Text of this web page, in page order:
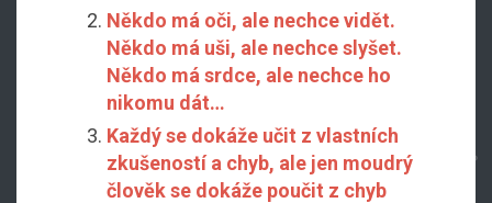
Někdo má oči, ale nechce vidět.
Někdo má uši, ale nechce slyšet.
Někdo má srdce, ale nechce ho
nikomu dát…
Každý se dokáže učit z vlastních
zkušeností a chyb, ale jen moudrý
člověk se dokáže poučit z chyb